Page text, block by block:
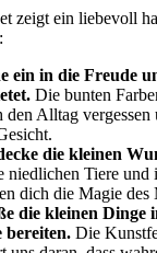
zeigt ein liebevoll
ein in die Freude
Die bunten
den Alltag vergessen
die kleinen
niedlichen Tiere und
dich die Magie des
die kleinen Dinge
bereiten. Die